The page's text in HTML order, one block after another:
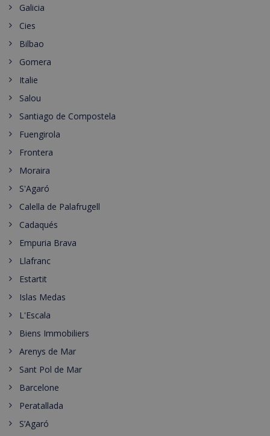
Galicia
Cies
Bilbao
Gomera
Italie
Salou
Santiago de Compostela
Fuengirola
Frontera
Moraira
S'Agaró
Calella de Palafrugell
Cadaqués
Empuria Brava
Llafranc
Estartit
Islas Medas
L'Escala
Biens Immobiliers
Arenys de Mar
Sant Pol de Mar
Barcelone
Peratallada
S’Agaró